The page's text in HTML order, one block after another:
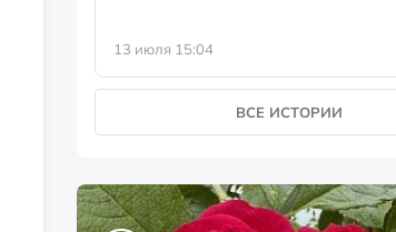
13 июля 15:04
ВСЕ ИСТОРИИ